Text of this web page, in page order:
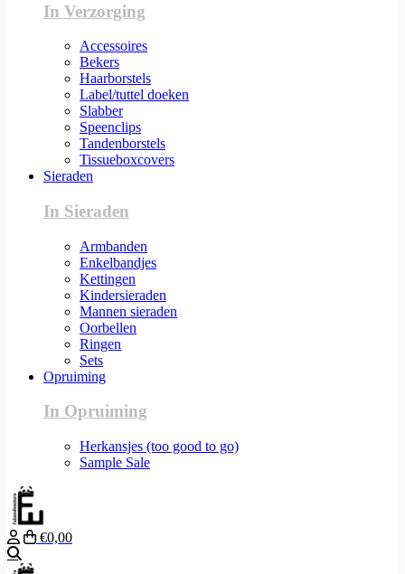
In Verzorging
Accessoires
Bekers
Haarborstels
Label/tuttel doeken
Slabber
Speenclips
Tandenborstels
Tissueboxcovers
Sieraden
In Sieraden
Armbanden
Enkelbandjes
Kettingen
Kindersieraden
Mannen sieraden
Oorbellen
Ringen
Sets
Opruiming
In Opruiming
Herkansjes (too good to go)
Sample Sale
€0,00